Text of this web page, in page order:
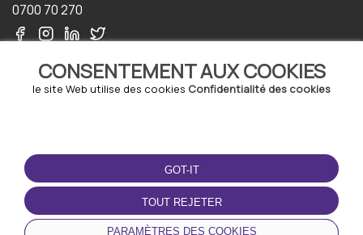
CONSENTEMENT AUX COOKIES
le site Web utilise des cookies Confidentialité des cookies
GOT-IT
TOUT REJETER
PARAMÈTRES DES COOKIES
0700 70 270
TERMS-OF-USE
Termes et conditions
Politique de confidentialité
Politique relative aux
cookies
TÉLÉCHARGEZ
L'APPLICATION